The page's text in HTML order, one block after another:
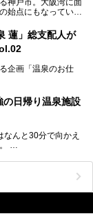
ご当地グルメなどを
介しているので、ぜ
始点にもなっていま
ーバーランドなど、
戸市といえば何とい
できる健康ランドや
な希望に沿う施設
蓮」総支配人が
企画「温泉のお仕
泊賞」に輝いた
た！
の日帰り温泉施設
んと30分で向かえ
のの炭酸泉まで楽し
です。
数々を紹介します！